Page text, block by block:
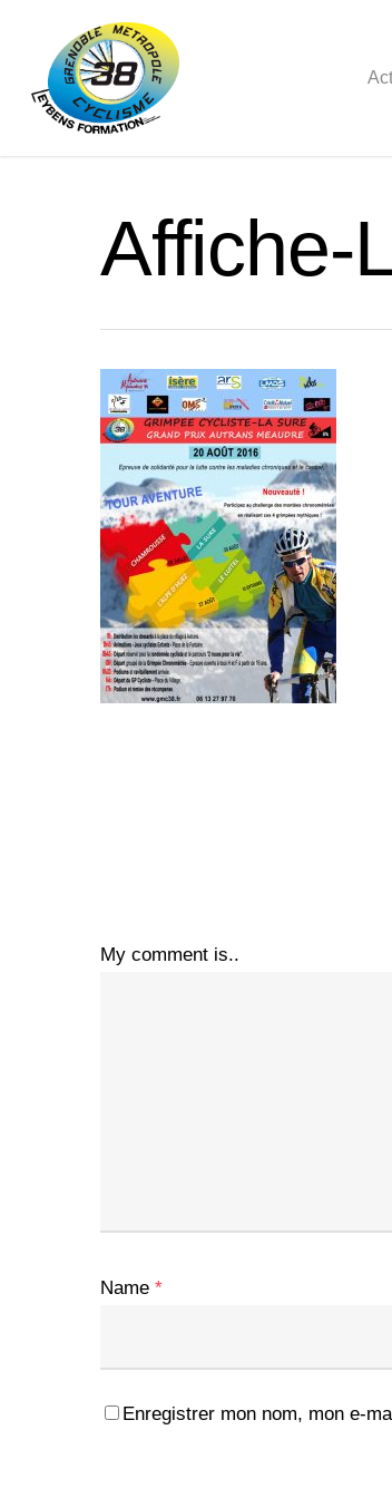
Affiche-
My comment is..
Name *
Enregistrer mon nom, mon e-